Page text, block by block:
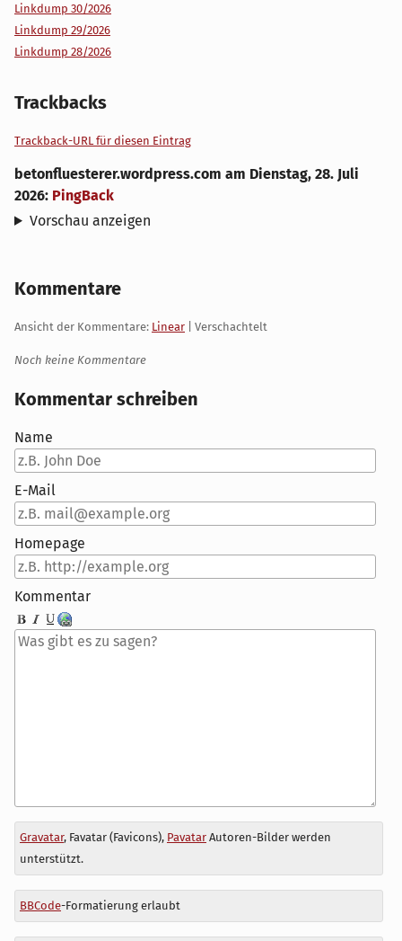
Linkdump 30/2026
Linkdump 29/2026
Linkdump 28/2026
Trackbacks
Trackback-URL für diesen Eintrag
betonfluesterer.wordpress.com am Dienstag, 28. Juli
2026: PingBack
Vorschau anzeigen
Kommentare
Ansicht der Kommentare: Linear | Verschachtelt
Noch keine Kommentare
Kommentar schreiben
Name
E-Mail
Homepage
Kommentar
Antwort
zu
Gravatar, Favatar (Favicons), PavatarAutoren-Bilder werden
unterstützt.
BBCode-Formatierung erlaubt